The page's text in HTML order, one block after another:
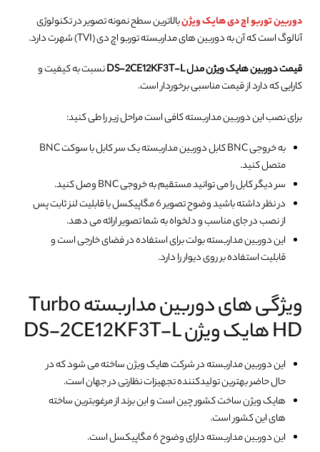
دوربین توربو اچ دی هایک ویژنبالاترین سطح نمونه تصویر در تکنولوژی
آنالوگ است که آن به دوربین های مداربسته توربو اچ دی (TVI) شهرت دارد.
قیمت دوربین هایک ویژن مدل DS-2CE12KF3T-L
نسبت به کیفیت و
کارایی که دارد از قیمت مناسبی برخوردار است.
برای نصب این دوربین مداربسته کافی است مراحل زیر را طی کنید:
به خروجی BNC کابل دوربین مداربسته یک سر کابل با سوکت BNC
متصل کنید.
سر دیگر کابل را می توانید مستقیم به خروجی BNC وصل کنید.
در نظر داشته باشید وضوح تصویر 6 مگاپیکسل با قابلیت لنز ثابت پس
از نصب در جای مناسب و دلخواه به شما تصویر ارائه می دهد.
این دوربین مداربسته بولت برای استفاده در فضای خارجی است و
قابلیت استفاده بر روی دیوار را دارد.
ویژگی های دوربین مداربسته Turbo
HD هایک ویژن DS-2CE12KF3T-L
این دوربین مداربسته در شرکت هایک ویژن ساخته می شود که در
حال حاضر بهترین تولیدکننده تجهیزات نظارتی در جهان است.
هایک ویژن ساخت کشور چین است و این برند از مرغوبترین ساخته
های این کشور است.
این دوربین مداربسته دارای وضوح 6 مگاپیکسل است.